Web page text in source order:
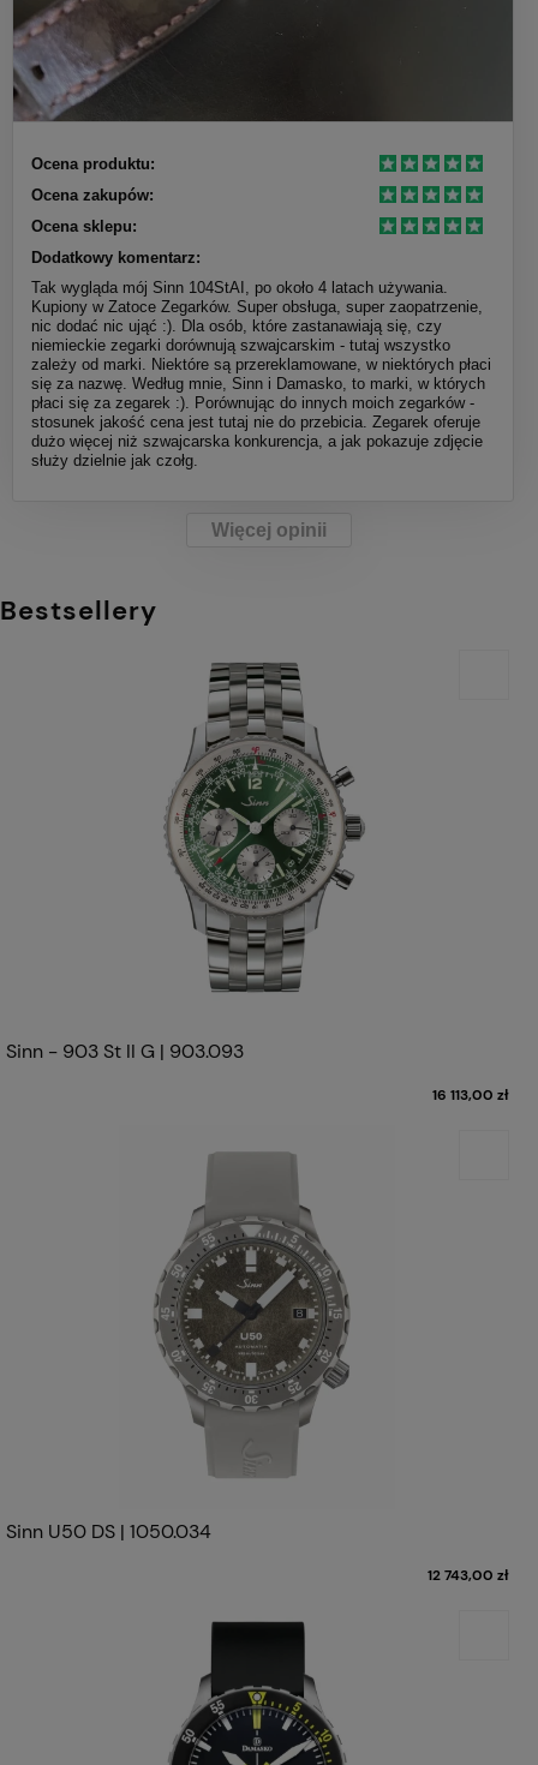
Ocena produktu:
Ocena zakupów:
Ocena sklepu:
Dodatkowy komentarz:
Tak wygląda mój Sinn 104StAI, po około 4 latach używania.
Kupiony w Zatoce Zegarków. Super obsługa, super zaopatrzenie,
nic dodać nic ująć :). Dla osób, które zastanawiają się, czy
niemieckie zegarki dorównują szwajcarskim - tutaj wszystko
zależy od marki. Niektóre są przereklamowane, w niektórych płaci
się za nazwę. Według mnie, Sinn i Damasko, to marki, w których
płaci się za zegarek :). Porównując do innych moich zegarków -
stosunek jakość cena jest tutaj nie do przebicia. Zegarek oferuje
dużo więcej niż szwajcarska konkurencja, a jak pokazuje zdjęcie
służy dzielnie jak czołg.
Więcej opinii
Bestsellery
Sinn - 903 St II G | 903.093
16 113,00 zł
Sinn U50 DS | 1050.034
12 743,00 zł